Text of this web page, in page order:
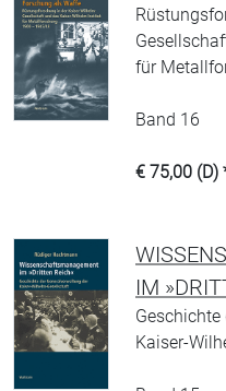
für
Band 16
€ 75,00 (D)
IM
Kaiser-